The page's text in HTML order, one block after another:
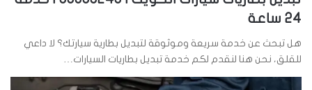
24 ساعة
هل تبحث عن خدمة سريعة وموثوقة لتبديل بطارية سيارتك؟ لا داعي
للقلق، نحن هنا لنقدم لكم خدمة تبديل بطاريات السيارات…